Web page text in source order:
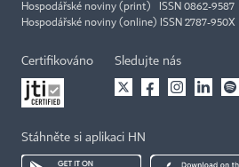
Hospodářské noviny (print) ISSN 0862-9587
Hospodářské noviny (online) ISSN 2787-950X
Certifikováno Sledujte nás
Stáhněte si aplikaci HN